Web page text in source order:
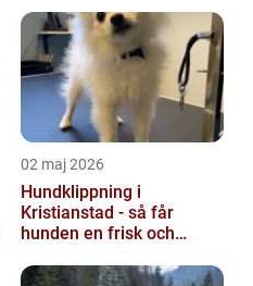
02 maj 2026
Hundklippning i
Kristianstad - så får
hunden en frisk och